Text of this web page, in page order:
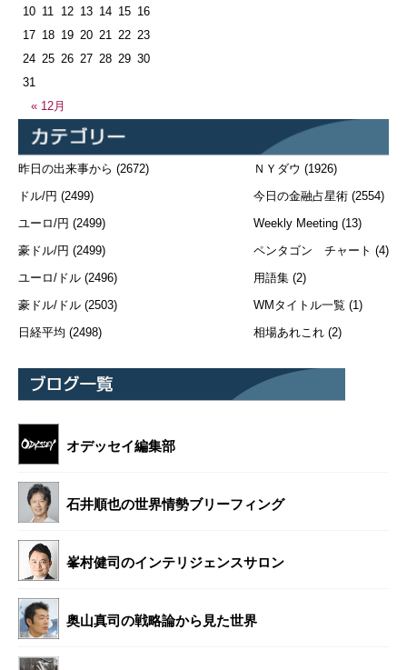
« 12月
10 11 12 13 14 15 16
17 18 19 20 21 22 23
24 25 26 27 28 29 30
31
昨日の出来事から (2672)
ドル/円 (2499)
ユーロ/円 (2499)
豪ドル/円 (2499)
ユーロ/ドル (2496)
豪ドル/ドル (2503)
日経平均 (2498)
ＮＹダウ (1926)
今日の金融占星術 (2554)
Weekly Meeting (13)
ペンタゴン チャート (4)
用語集 (2)
WMタイトル一覧 (1)
相場あれこれ (2)
オデッセイ編集部
石井順也の世界情勢ブリーフィング
峯村健司のインテリジェンスサロン
奥山真司の戦略論から見た世界